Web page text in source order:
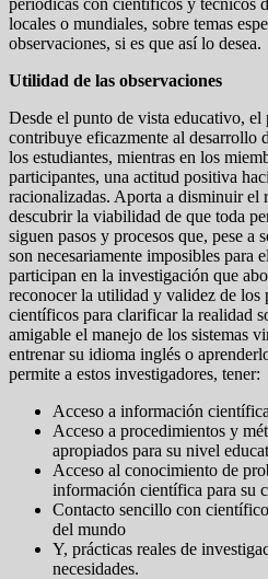
locales o mundiales, sobre temas
observaciones, si es que así lo desea.
Utilidad de las observaciones
Desde el punto de vista educativo,
contribuye eficazmente al desarrollo
los estudiantes, mientras en los
participantes, una actitud positiva
racionalizadas. Aporta a disminuir el
descubrir la viabilidad de que toda
siguen pasos y procesos que, pese a
son necesariamente imposibles para
participan en la investigación que
reconocer la utilidad y validez de
científicos para clarificar la realidad
amigable el manejo de los sistemas
entrenar su idioma inglés o
permite a estos investigadores, tener:
Acceso a información
Acceso a procedimientos y
apropiados para su nivel
Acceso al conocimiento de
información científica para su
Contacto sencillo con
del mundo
Y, prácticas reales de
necesidades.